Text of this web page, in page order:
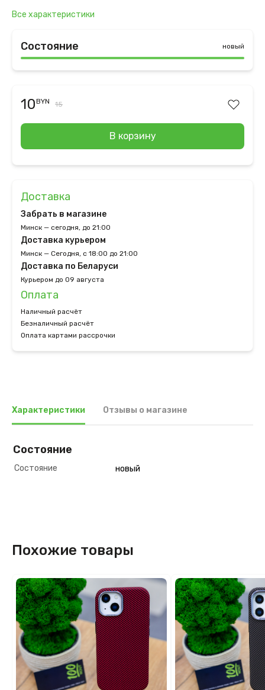
Все характеристики
Состояние новый
10BYN 15
В корзину
Доставка
Забрать в магазине
Минск — сегодня, до 21:00
Доставка курьером
Минск — Сегодня, с 18:00 до 21:00
Доставка по Беларуси
Курьером до 09 августа
Оплата
Наличный расчёт
Безналичный расчёт
Оплата картами рассрочки
Характеристики Отзывы о магазине
Состояние
Состояние новый
Похожие товары